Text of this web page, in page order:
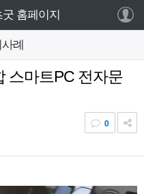
알림
확인하기 위해서는 로그인이 필요합
홈페이지
례
스마트PC 전자문
0